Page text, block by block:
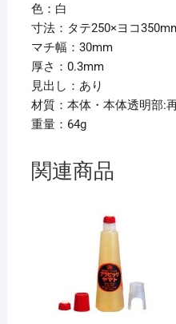
ト】
個
色：白
寸法：タテ250×ヨコ
マチ幅：30mm
厚さ：0.3mm
見出し：あり
材質：本体・本体透明部:
重量：64g
関連商品